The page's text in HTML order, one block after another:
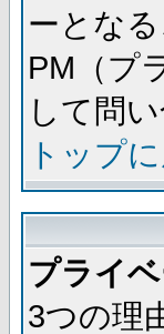
ーとな
PM（プ
して問
トップ
プライ
3つの理